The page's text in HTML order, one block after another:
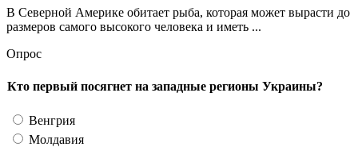
В Северной Америке обитает рыба, которая может вырасти до
размеров самого высокого человека и иметь ...
Опрос
Кто первый посягнет на западные регионы Украины?
Венгрия
Молдавия